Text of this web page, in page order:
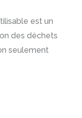
est un
des déchets
seulement